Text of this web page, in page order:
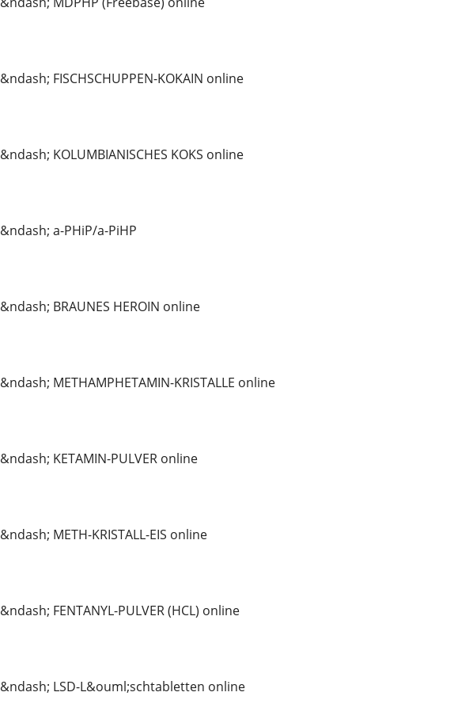
&ndash; FISCHSCHUPPEN-KOKAIN online
&ndash; KOLUMBIANISCHES KOKS online
&ndash; a-PHiP/a-PiHP
&ndash; BRAUNES HEROIN online
&ndash; METHAMPHETAMIN-KRISTALLE online
&ndash; KETAMIN-PULVER online
&ndash; METH-KRISTALL-EIS online
&ndash; FENTANYL-PULVER (HCL) online
&ndash; LSD-L&ouml;schtabletten online